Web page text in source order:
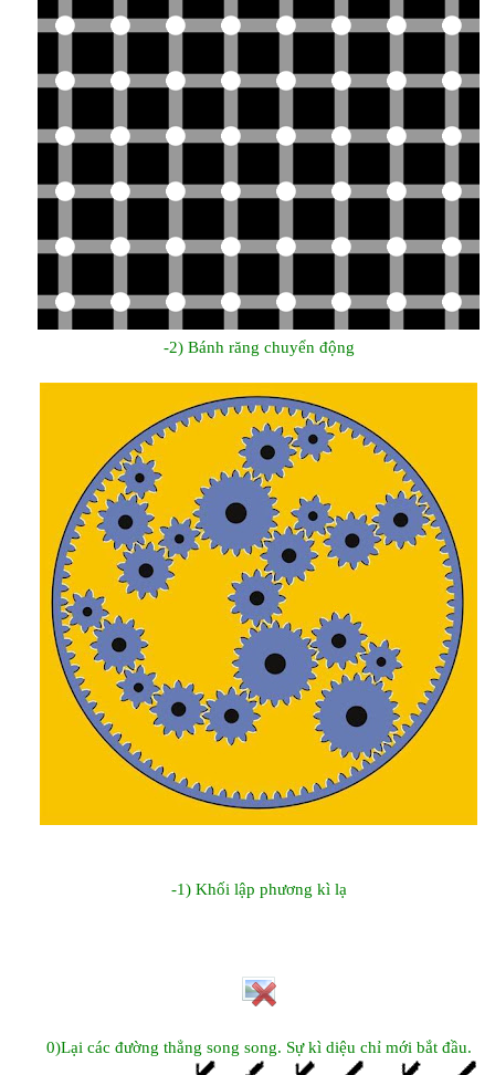
-2) Bánh răng chuyển động
-1) Khối lập phương kì lạ
0)Lại các đường thẳng song song. Sự kì diệu chỉ mới bắt đầu.